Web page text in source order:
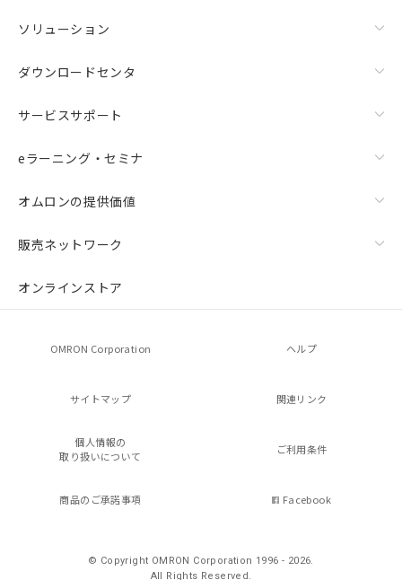
ソリューション
ダウンロードセンタ
サービスサポート
eラーニング・セミナ
オムロンの提供価値
販売ネットワーク
オンラインストア
OMRON Corporation ヘルプ
サイトマップ 関連リンク
個人情報の
取り扱いについて
ご利用条件
商品のご承諾事項 Facebook
© Copyright OMRON Corporation 1996 - 2026.
All Rights Reserved.